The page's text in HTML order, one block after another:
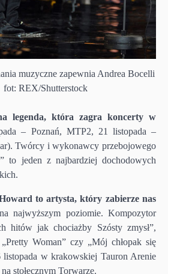
muzyczne zapewnia Andrea Bocelli
fot: REX/Shutterstock
legenda, która zagra koncerty w
– Poznań, MTP2, 21 listopada –
Twórcy i wykonawcy przebojowego
to jeden z najbardziej dochodowych
to artysta, który zabierze nas
na najwyższym poziomie. Kompozytor
hitów jak chociażby Szósty zmysł”,
Woman” czy „Mój chłopak się
listopada w krakowskiej Tauron Arenie
stołecznym Torwarze.